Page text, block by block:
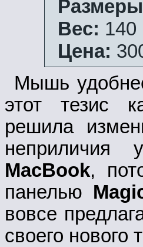
Вес: 140
Цена:
Мышь
этот тезис
решила
неприличия
MacBook,
панелью
вовсе
своего